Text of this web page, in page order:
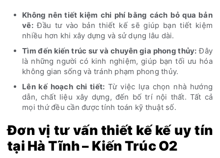
Không nên tiết kiệm chi phí bằng cách bỏ qua bản
vẽ:Đầu tư vào bản thiết kế sẽ giúp bạn tiết kiệm
nhiều hơn khi xây dựng và sử dụng lâu dài.
Tìm đến kiến ​​trúc sư và chuyên gia phong thủy: Đây
là những người có kinh nghiệm, giúp bạn tối ưu hóa
không gian sống và tránh phạm phong thủy.
Lên kế hoạch chi tiết: Từ việc lựa chọn nhà hướng
dẫn, chất liệu xây dựng, đến bố trí nội thất. Tất cả
mọi thứ đều cần được tính toán kỹ thuật số.
Đơn vị tư vấn thiết kế kế uy tín
tại Hà Tĩnh – Kiến Trúc O2